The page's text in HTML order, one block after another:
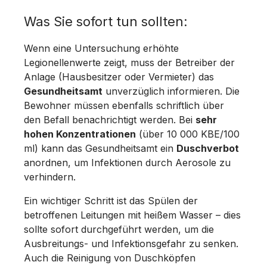
Was Sie sofort tun sollten:
Wenn eine Untersuchung erhöhte
Legionellenwerte zeigt, muss der Betreiber der
Anlage (Hausbesitzer oder Vermieter) das
Gesundheitsamt unverzüglich informieren. Die
Bewohner müssen ebenfalls schriftlich über
den Befall benachrichtigt werden. Bei sehr
hohen Konzentrationen (über 10 000 KBE/100
ml) kann das Gesundheitsamt ein Duschverbot
anordnen, um Infektionen durch Aerosole zu
verhindern.
Ein wichtiger Schritt ist das Spülen der
betroffenen Leitungen mit heißem Wasser – dies
sollte sofort durchgeführt werden, um die
Ausbreitungs- und Infektionsgefahr zu senken.
Auch die Reinigung von Duschköpfen